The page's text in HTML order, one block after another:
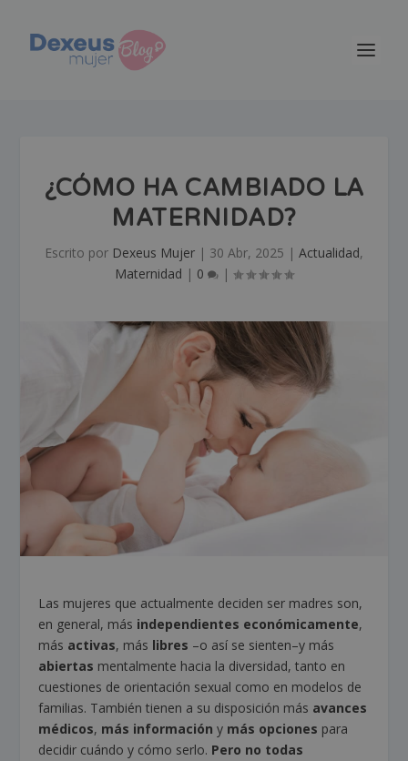
¿CÓMO HA CAMBIADO LA
MATERNIDAD?
Escrito por Dexeus Mujer | 30 Abr, 2025 | Actualidad,
Maternidad | 0 |
Las mujeres que actualmente deciden ser madres son,
en general, más independientes económicamente,
más activas, más libres –o así se sienten–y más
abiertas mentalmente hacia la diversidad, tanto en
cuestiones de orientación sexual como en modelos de
familias. También tienen a su disposición más avances
médicos, más información y más opciones para
decidir cuándo y cómo serlo. Pero no todas